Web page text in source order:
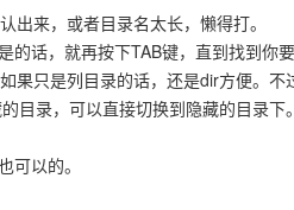
出来，或者目录名太长，懒得打。
的话，就再按下TAB键，直到找到你
只是列目录的话，还是dir方便。不
目录，可以直接切换到隐藏的目录下。
以的。